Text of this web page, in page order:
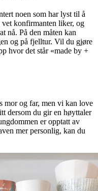
noen som har lyst til å
konfirmanten liker, og
nå. På den måten kan
og på fjelltur. Vil du gjøre
hvor det står «made by +
og far, men vi kan love
dersom du gir en høyttaler
er opptatt av
mer personlig, kan du